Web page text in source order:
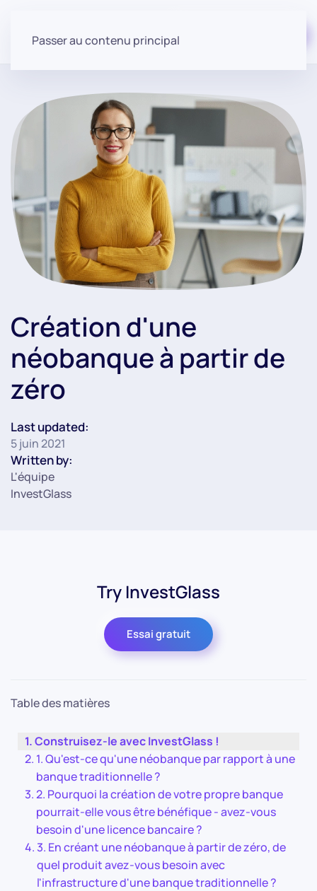
Passer au contenu principal
Création d'une
néobanque à partir de
zéro
Last updated:
5 juin 2021
Written by:
L'équipe
InvestGlass
Try InvestGlass
Essai gratuit
Table des matières
Construisez-le avec InvestGlass !
1. Qu'est-ce qu'une néobanque par rapport à une
banque traditionnelle ?
2. Pourquoi la création de votre propre banque
pourrait-elle vous être bénéfique - avez-vous
besoin d'une licence bancaire ?
3. En créant une néobanque à partir de zéro, de
quel produit avez-vous besoin avec
l'infrastructure d'une banque traditionnelle ?